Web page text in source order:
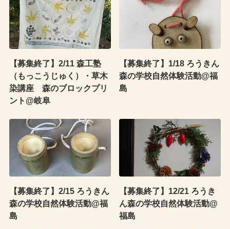
【募集終了】2/11 森工塾
（もっこうじゅく）・草木
染講座 森のブロックプリ
ント@岐阜
【募集終了】1/18 ろうきん
森の学校自然体験活動@福
島
【募集終了】2/15 ろうきん
森の学校自然体験活動@福
島
【募集終了】12/21 ろうき
ん森の学校自然体験活動@
福島